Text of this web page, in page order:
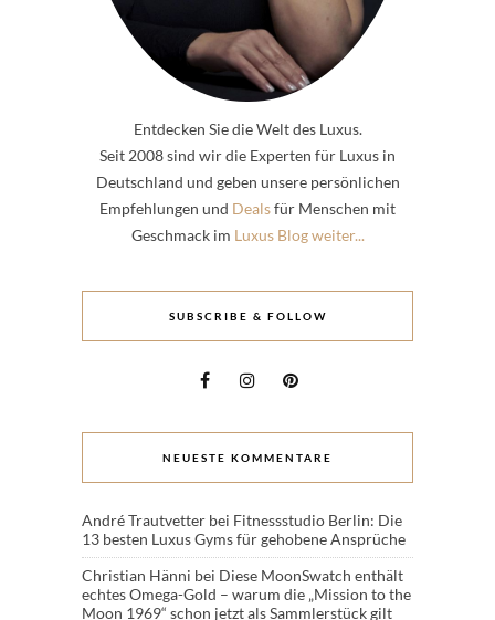
Entdecken Sie die Welt des Luxus.
Seit 2008 sind wir die Experten für Luxus in
Deutschland und geben unsere persönlichen
Empfehlungen und Dealsfür Menschen mit
Geschmack im Luxus Blog weiter...
SUBSCRIBE & FOLLOW
NEUESTE KOMMENTARE
André Trautvetter bei Fitnessstudio Berlin: Die
13 besten Luxus Gyms für gehobene Ansprüche
Christian Hänni bei Diese MoonSwatch enthält
echtes Omega-Gold – warum die „Mission to the
Moon 1969“ schon jetzt als Sammlerstück gilt